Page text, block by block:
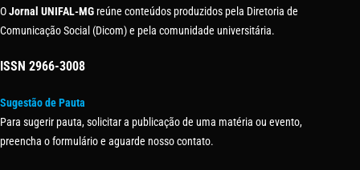
OJornal UNIFAL-MG reúne conteúdos produzidos pela Diretoria de
Comunicação Social (Dicom) e pela comunidade universitária.
ISSN 2966-3008
Sugestão de Pauta
Para sugerir pauta, solicitar a publicação de uma matéria ou evento,
preencha o formulário e aguarde nosso contato.